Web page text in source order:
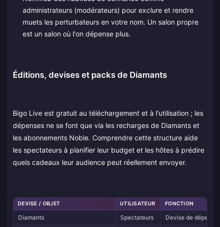
administrateurs (modérateurs) pour exclure et rendre
muets les perturbateurs en votre nom. Un salon propre
est un salon où l'on dépense plus.
Éditions, devises et packs de Diamants
Bigo Live est gratuit au téléchargement et à l'utilisation ; les
dépenses ne se font que via les recharges de Diamants et
les abonnements Noble. Comprendre cette structure aide
les spectateurs à planifier leur budget et les hôtes à prédire
quels cadeaux leur audience peut réellement envoyer.
DEVISE / OBJET UTILISATEUR FONCTION
Diamants Spectateurs
Devise de